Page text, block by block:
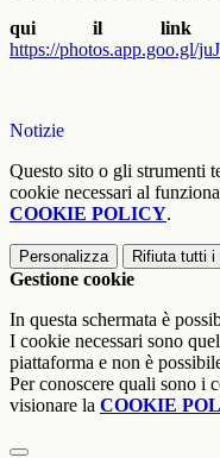
qui il link
https://photos.app.goo.gl/
Notizie
Questo sito o gli strumenti
cookie necessari al
COOKIE POLICY.
Personalizza Rifiuta tutti i
Gestione cookie
In questa schermata è
I cookie necessari sono
piattaforma e non è
Per conoscere quali sono i
visionare la COOKIE